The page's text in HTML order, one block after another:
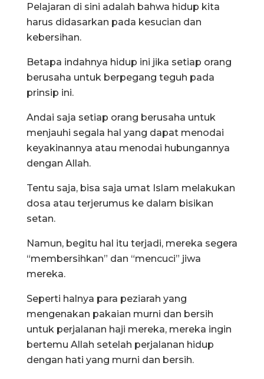
Pelajaran di sini adalah bahwa hidup kita
harus didasarkan pada kesucian dan
kebersihan.
Betapa indahnya hidup ini jika setiap orang
berusaha untuk berpegang teguh pada
prinsip ini.
Andai saja setiap orang berusaha untuk
menjauhi segala hal yang dapat menodai
keyakinannya atau menodai hubungannya
dengan Allah.
Tentu saja, bisa saja umat Islam melakukan
dosa atau terjerumus ke dalam bisikan
setan.
Namun, begitu hal itu terjadi, mereka segera
“membersihkan” dan “mencuci” jiwa
mereka.
Seperti halnya para peziarah yang
mengenakan pakaian murni dan bersih
untuk perjalanan haji mereka, mereka ingin
bertemu Allah setelah perjalanan hidup
dengan hati yang murni dan bersih.